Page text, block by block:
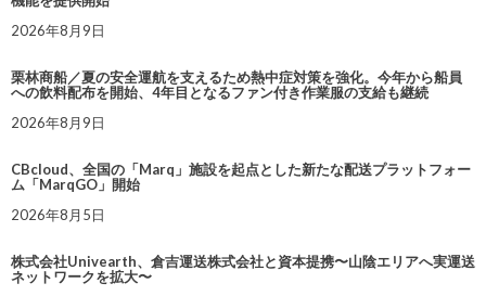
2026年8月9日
栗林商船／夏の安全運航を支えるため熱中症対策を強化。今年から船員
への飲料配布を開始、4年目となるファン付き作業服の支給も継続
2026年8月9日
CBcloud、全国の「Marq」施設を起点とした新たな配送プラットフォー
ム「MarqGO」開始
2026年8月5日
株式会社Univearth、倉吉運送株式会社と資本提携〜山陰エリアへ実運送
ネットワークを拡大〜